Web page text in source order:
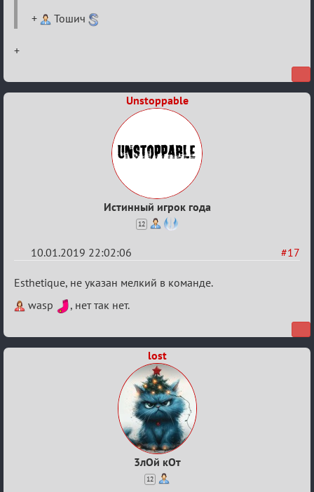
+ Тошич
+
Unstoppable
Истинный игрок года
12
#17
10.01.2019 22:02:06
Re:
VIII
Кубок
сумеречных
Esthetique, не указан мелкий в команде.
wasp
, нет так нет.
lost
3лОй кОт
12